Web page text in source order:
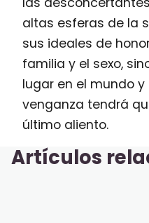
altas esferas de la
sus ideales de
familia y el sexo,
lugar en el mundo
venganza tendrá
último aliento.
Artículos